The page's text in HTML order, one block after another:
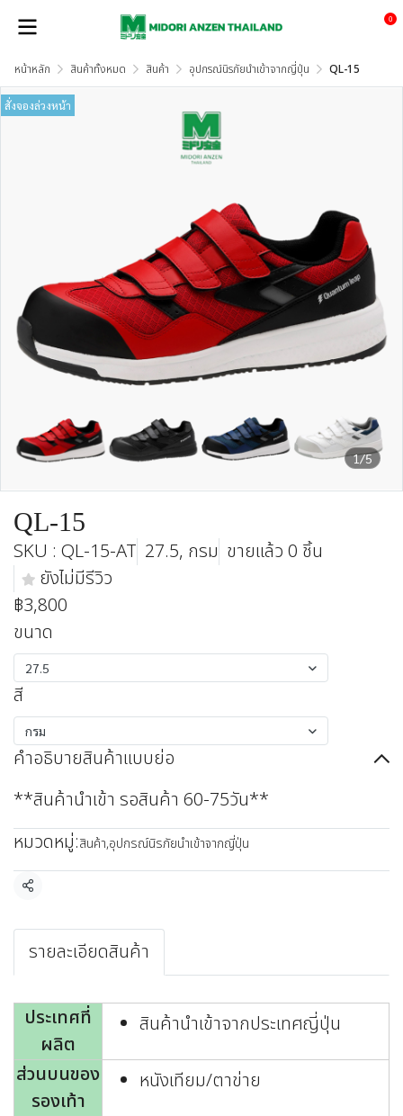
0
หน้าหลัก สินค้าทั้งหมด สินค้า อุปกรณ์นิรภัยนำเข้าจากญี่ปุ่น QL-15
1/5
สั่งจองล่วงหน้า
QL-15
SKU : QL-15-AT 27.5, กรม ขายแล้ว 0 ชิ้น
ยังไม่มีรีวิว
฿3,800
ขนาด
27.5
สี
กรม
คำอธิบายสินค้าแบบย่อ
**สินค้านำเข้า รอสินค้า 60-75วัน**
หมวดหมู่:สินค้า,อุปกรณ์นิรภัยนำเข้าจากญี่ปุ่น
แชร์
รายละเอียดสินค้า
ประเทศที่
ผลิต
สินค้านำเข้าจากประเทศญี่ปุ่น
ส่วนบนของ
รองเท้า
หนังเทียม/ตาข่าย